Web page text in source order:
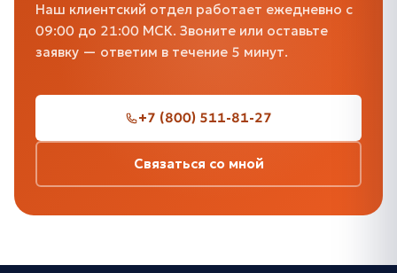
Наш клиентский отдел работает ежедневно с
09:00 до 21:00 МСК. Звоните или оставьте
заявку — ответим в течение 5 минут.
+7 (800) 511-81-27
Связаться со мной